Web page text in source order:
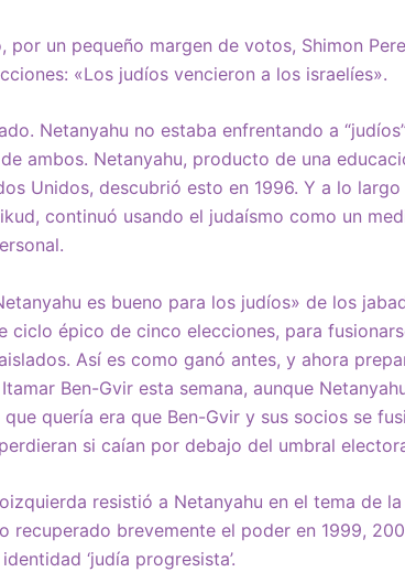
por un pequeño margen de votos, Shimon
«Los judíos vencieron a los israelíes».
Netanyahu no estaba enfrentando a
ambos. Netanyahu, producto de una
Unidos, descubrió esto en 1996. Y a lo largo
continuó usando el judaísmo como un
es bueno para los judíos» de los
ciclo épico de cinco elecciones, para
Así es como ganó antes, y ahora
Ben-Gvir esta semana, aunque
quería era que Ben-Gvir y sus socios se
si caían por debajo del umbral
resistió a Netanyahu en el tema de
recuperado brevemente el poder en 1999,
‘judía progresista’.